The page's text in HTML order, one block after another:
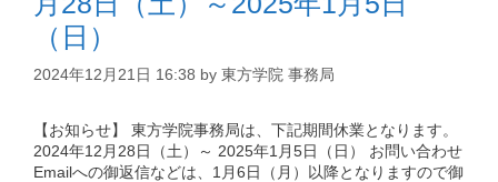
（日）
2024年12月21日 16:38 by 東方学院 事務局
【お知らせ】 東方学院事務局は、下記期間休業となります。
2024年12月28日（土）～ 2025年1月5日（日） お問い合わせ
Emailへの御返信などは、1月6日（月）以降となりますので御